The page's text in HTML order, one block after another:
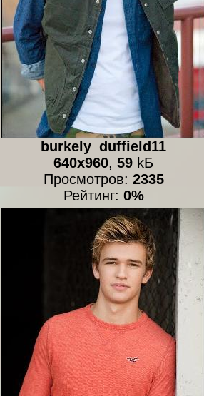
burkely_duffield11
640x960, 59 kБ
Просмотров: 2335
Рейтинг: 0%